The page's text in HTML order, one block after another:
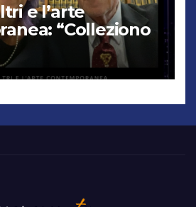
e l’arte
“Colleziono
Cattelan? Un